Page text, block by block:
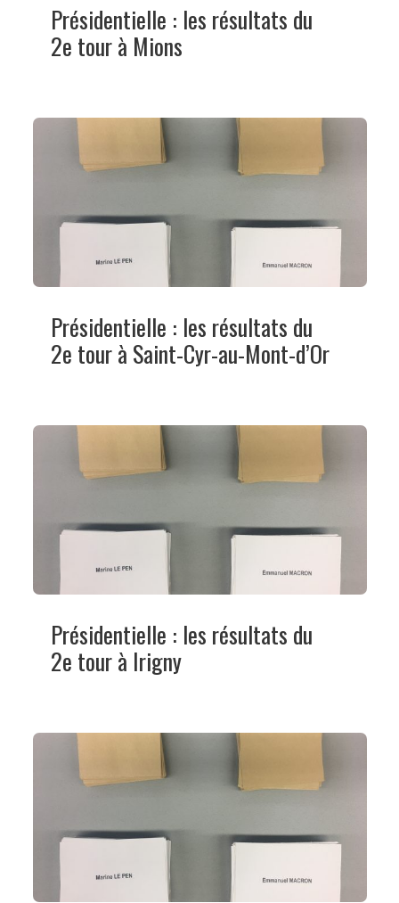
Présidentielle : les résultats du
2e tour à Mions
Présidentielle : les résultats du
2e tour à Saint-Cyr-au-Mont-d’Or
Présidentielle : les résultats du
2e tour à Irigny